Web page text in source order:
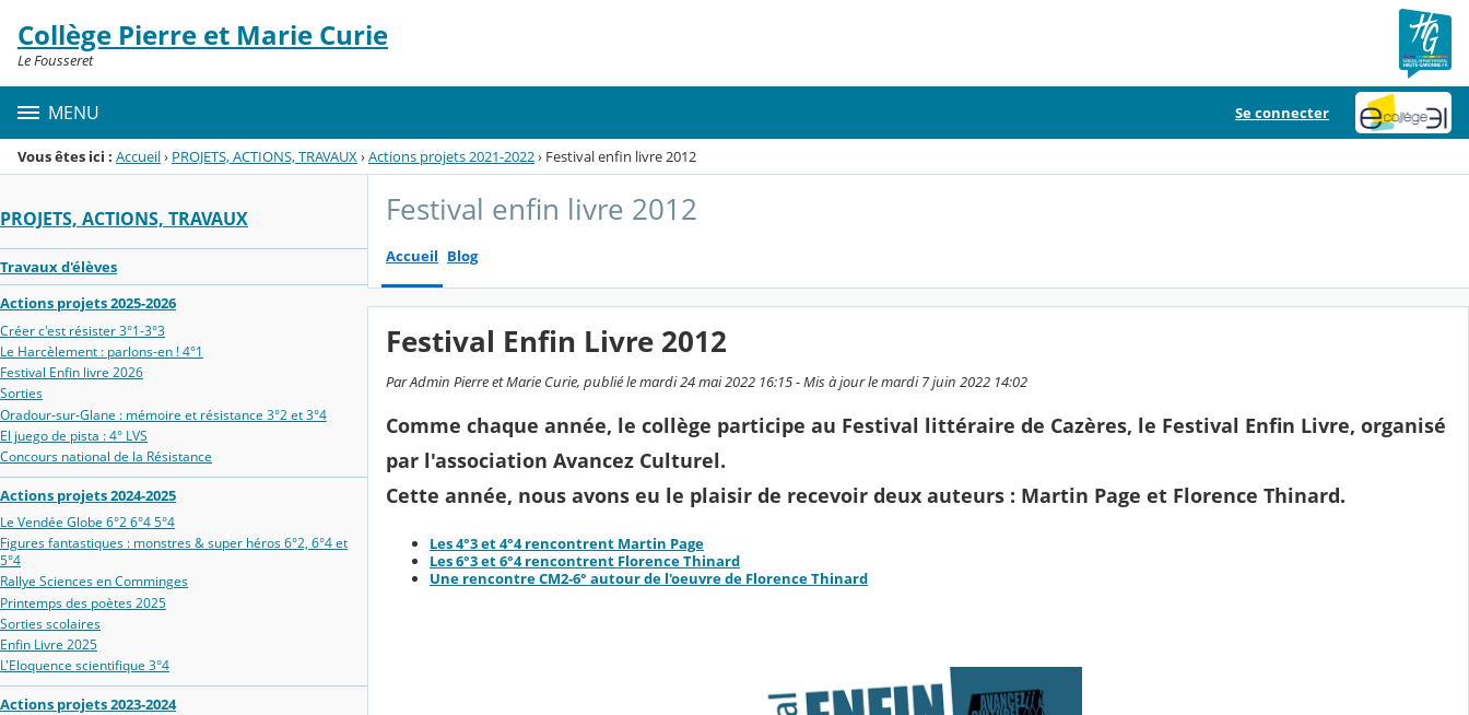
Menu de la rubrique
Contenu
Collège Pierre et Marie Curie
Le Fousseret
MENU Se connecter
Vous êtes ici : Accueil› PROJETS, ACTIONS, TRAVAUX›Actions projets 2021-2022› Festival enfin livre 2012
PROJETS, ACTIONS, TRAVAUX
Travaux d'élèves
Actions projets 2025-2026
Créer c'est résister 3°1-3°3
Le Harcèlement : parlons-en ! 4°1
Festival Enfin livre 2026
Sorties
Oradour‑sur‑Glane : mémoire et résistance 3°2 et 3°4
El juego de pista : 4° LVS
Concours national de la Résistance
Actions projets 2024-2025
Le Vendée Globe 6°2 6°4 5°4
Figures fantastiques : monstres & super héros 6°2, 6°4 et
5°4
Rallye Sciences en Comminges
Printemps des poètes 2025
Sorties scolaires
Enfin Livre 2025
L'Eloquence scientifique 3°4
Actions projets 2023-2024
Festival enfin livre 2012
Accueil Blog
Festival Enfin Livre 2012
Par Admin Pierre et Marie Curie, publié le mardi 24 mai 2022 16:15 - Mis à jour le mardi 7 juin 2022 14:02
Comme chaque année, le collège participe au Festival littéraire de Cazères, le Festival Enfin Livre, organisé
par l'association Avancez Culturel.
Cette année, nous avons eu le plaisir de recevoir deux auteurs : Martin Page et Florence Thinard.
Les 4°3 et 4°4 rencontrent Martin Page
Les 6°3 et 6°4 rencontrent Florence Thinard
Une rencontre CM2-6° autour de l'oeuvre de Florence Thinard